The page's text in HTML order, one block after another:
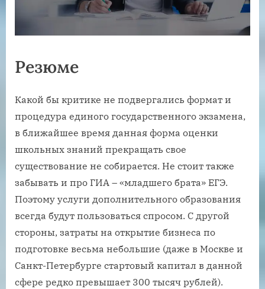
Резюме
Какой бы критике не подвергались формат и
процедура единого государственного экзамена,
в ближайшее время данная форма оценки
школьных знаний прекращать свое
существование не собирается. Не стоит также
забывать и про ГИА – «младшего брата» ЕГЭ.
Поэтому услуги дополнительного образования
всегда будут пользоваться спросом. С другой
стороны, затраты на открытие бизнеса по
подготовке весьма небольшие (даже в Москве и
Санкт-Петербурге стартовый капитал в данной
сфере редко превышает 300 тысяч рублей).